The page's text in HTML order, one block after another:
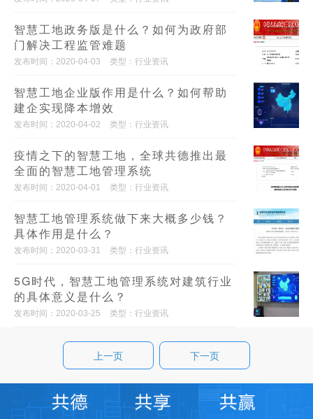
智慧工地政务版是什么？如何为政府部
门解决工程监管难题
发布时间：2020-04-03 类型：行业资讯
智慧工地企业版作用是什么？如何帮助
建企实现降本增效
发布时间：2020-04-02 类型：行业资讯
疫情之下的智慧工地，全球共德推出最
全面的智慧工地管理系统
发布时间：2020-04-01 类型：行业资讯
智慧工地管理系统做下来大概多少钱？
具体作用是什么？
发布时间：2020-03-31 类型：行业资讯
5G时代，智慧工地管理系统对建筑行业
的具体意义是什么？
发布时间：2020-03-25 类型：行业资讯
上一页 下一页